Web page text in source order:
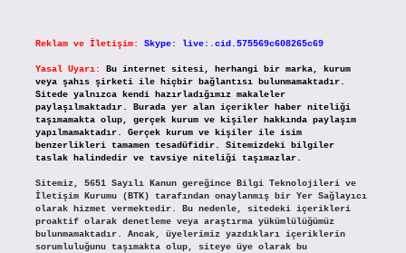
Reklam ve İletişim: Skype: live:.cid.575569c608265c69
Yasal Uyarı:
Bu internet sitesi, herhangi bir marka, kurum
veya şahıs şirketi ile hiçbir bağlantısı bulunmamaktadır.
Sitede yalnızca kendi hazırladığımız makaleler
paylaşılmaktadır. Burada yer alan içerikler haber niteliği
taşımamakta olup, gerçek kurum ve kişiler hakkında paylaşım
yapılmamaktadır. Gerçek kurum ve kişiler ile isim
benzerlikleri tamamen tesadüfidir. Sitemizdeki bilgiler
taslak halindedir ve tavsiye niteliği taşımazlar.
Sitemiz, 5651 Sayılı Kanun gereğince Bilgi Teknolojileri ve
İletişim Kurumu (BTK) tarafından onaylanmış bir Yer Sağlayıcı
olarak hizmet vermektedir. Bu nedenle, sitedeki içerikleri
proaktif olarak denetleme veya araştırma yükümlülüğümüz
bulunmamaktadır. Ancak, üyelerimiz yazdıkları içeriklerin
sorumluluğunu taşımakta olup, siteye üye olarak bu